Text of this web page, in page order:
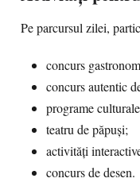
Pe parcursul zilei,
concurs
concurs autentic
programe
teatru de păpuși;
activități
concurs de desen.